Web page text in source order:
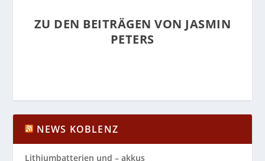
ZU DEN BEITRÄGEN VON JASMIN
PETERS
NEWS KOBLENZ
Lithiumbatterien und – akkus